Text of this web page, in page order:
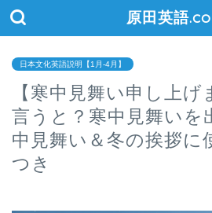
原田英語
日本文化英語説明【1月-4月】
【寒中見舞い申し上
言うと？寒中見舞いを
中見舞い＆冬の挨拶に
つき